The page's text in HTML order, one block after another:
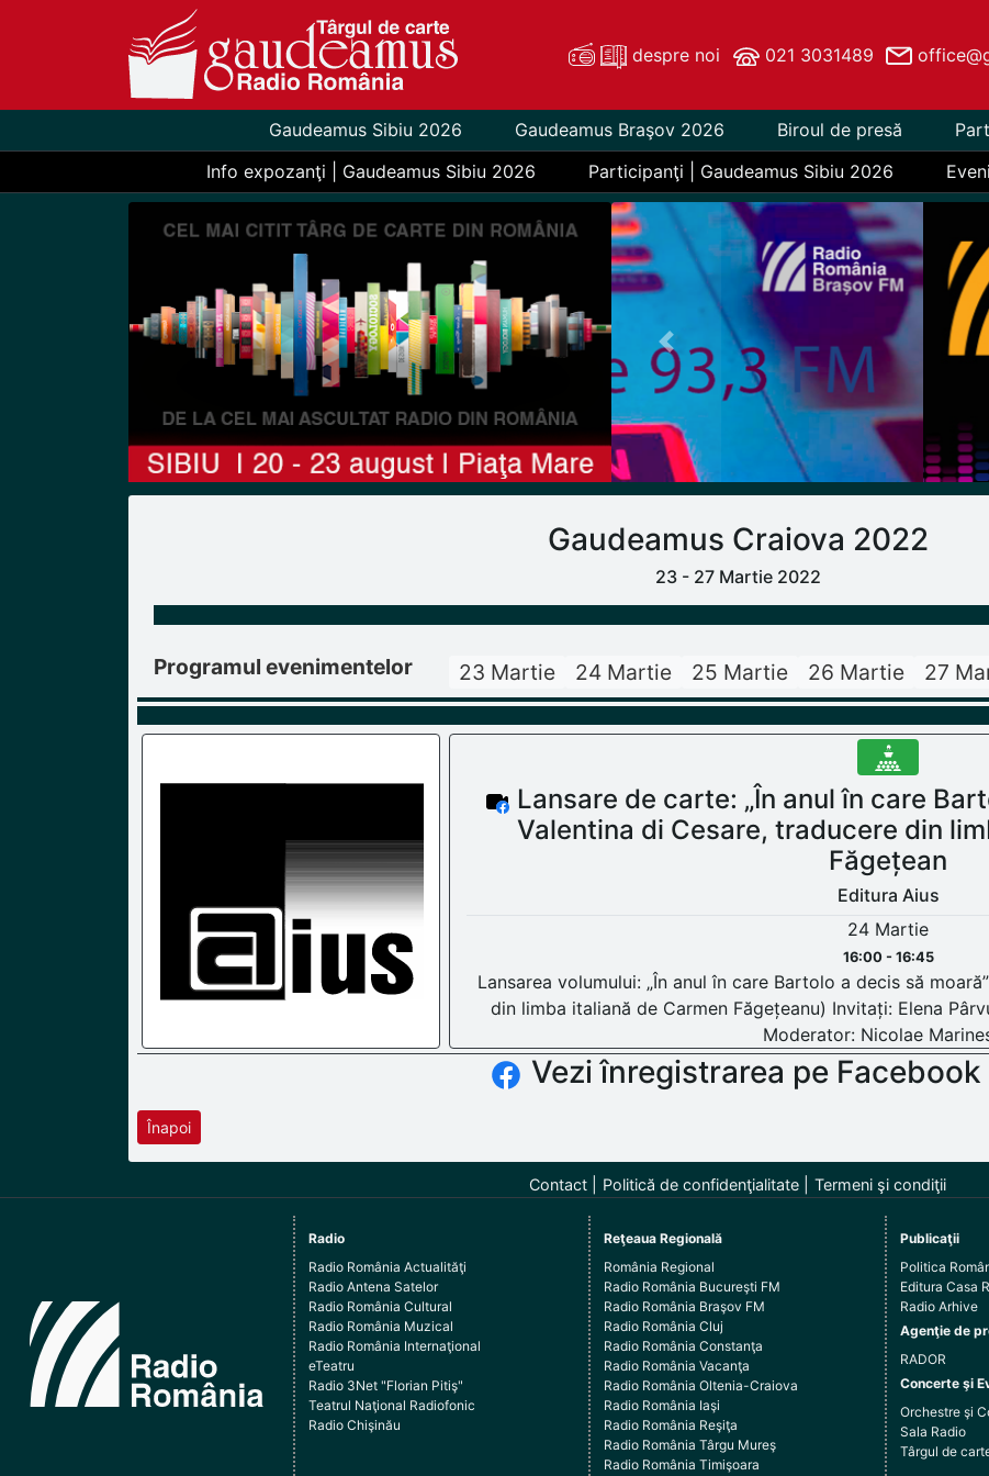
despre noi 021 3031489
Gaudeamus Sibiu 2026 Gaudeamus Braşov 2026 Biroul de presă
Info expozanţi | Gaudeamus Sibiu 2026
Participanţi | Gaudeamus Sibiu 2026
Previous
Gaudeamus Craiova 2022
23 - 27 Martie 2022
Programul evenimentelor 23 Martie 24 Martie 25 Martie 26 Martie 27
Lansare de carte: „În anul în care
Valentina di Cesare, traducere din
Făgețean
Editura Aius
24 Martie
16:00 - 16:45
Lansarea volumului: „În anul în care Bartolo a decis să
din limba italiană de Carmen Făgețeanu) Invitați: Elena
Moderator: Nicolae
Vezi înregistrarea pe Facebook
Înapoi
Contact Politică de confidenţialitate Termeni şi condiţii
Radio
Radio România Actualităţi
Radio Antena Satelor
Radio România Cultural
Radio România Muzical
Radio România Internaţional
eTeatru
Radio 3Net "Florian Pitiş"
Teatrul Naţional Radiofonic
Radio Chişinău
Reţeaua Regională
România Regional
Radio România Bucureşti FM
Radio România Braşov FM
Radio România Cluj
Radio România Constanţa
Radio România Vacanţa
Radio România Oltenia-Craiova
Radio România Iaşi
Radio România Reşiţa
Radio România Târgu Mureş
Radio România Timişoara
Publicaţii
Politica
Editura Casa
Radio Arhive
Agenţie de
RADOR
Concerte şi
Orchestre şi
Sala Radio
Târgul de